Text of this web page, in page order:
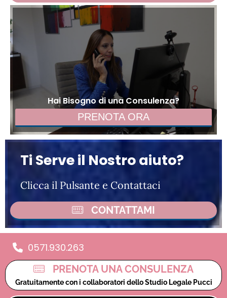
Hai Bisogno di una Consulenza?
PRENOTA ORA
Ti Serve il Nostro aiuto?
Clicca il Pulsante e Contattaci
CONTATTAMI
0571.930.263
PRENOTA UNA CONSULENZA
Gratuitamente con i collaboratori dello Studio Legale Pucci